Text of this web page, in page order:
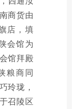
商货由
店，填
会馆为
馆拜殿
粮商同
玲珑，
召陵区